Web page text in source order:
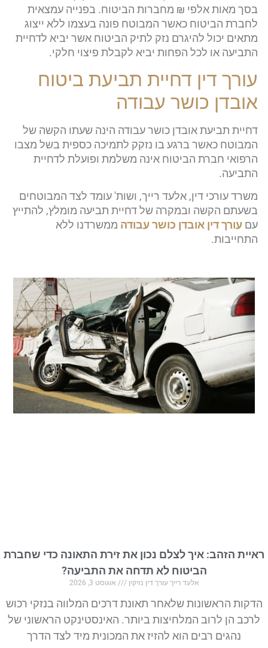
בסך מאות אלפי ₪ מחברות הביטוח. בפנייה עמצאית
לחברת הביטוח כאשר המבוטח פונה בעצמו ללא ייצוג
מתאים יכול להיגרם נזק לתיק הביטוח אשר יביא לדחיית
התביעה או לכל הפחות יביא לקבלת פיצוי חלקי.
עורך דין דחיית תביעת ביטוח
אובדן כושר עבודה
דחיית תביעת אובדן כושר עבודה הינה שעתו הקשה של
המבוטח כאשר ברגע בו נזקק לתמיכה כספית בשל מצבו
הרפואי חברת הביטוח אינה משלמת ופועלת לדחיית
התביעה.
משרד עורכי דין, אלעד רייך, ושות' עומד לצד המבוטחים
בשעתם הקשה ובמקרה של דחיית תביעה מומלץ, להתייץ
עם עורך דין אובדן כושר עבודה ממשרדנו ללא
התחייבות.
ראיית הזהב: איך לצלם נכון את זירת התאונה כדי שחברת
הביטוח לא תדחה את התביעה?
אלעד רייך עורך דין נזיקין אוגוסט 3, 2026
הדקות הראשונות שלאחר תאונת דרכים המלווה בנזקי רכוש
לרכב הן לרוב המלחיצות ביותר. האינסטינקט הראשוני של
נהגים רבים הוא להזיז את המכונית מיד לצד הדרך